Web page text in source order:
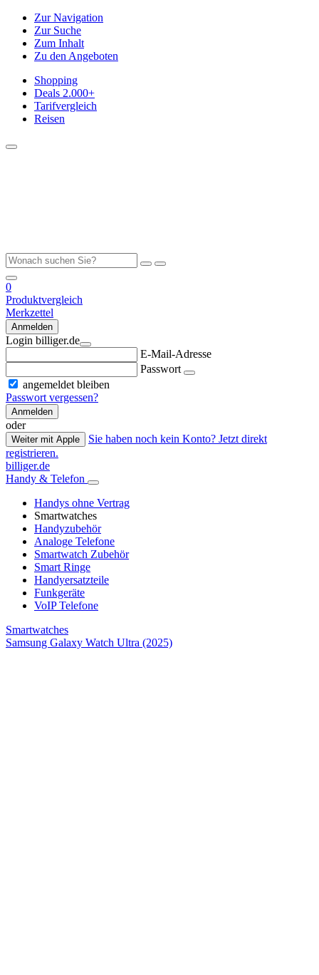
Zur Navigation
Zur Suche
Zum Inhalt
Zu den Angeboten
Shopping
Deals 2.000+
Tarifvergleich
Reisen
0
Produktvergleich
Merkzettel
Anmelden
Login billiger.de
E-Mail-Adresse
Passwort
angemeldet bleiben
Passwort vergessen?
Anmelden
oder
Weiter mit Apple
Sie haben noch kein Konto? Jetzt direkt
registrieren.
billiger.de
Handy & Telefon
Handys ohne Vertrag
Smartwatches
Handyzubehör
Analoge Telefone
Smartwatch Zubehör
Smart Ringe
Handyersatzteile
Funkgeräte
VoIP Telefone
Smartwatches
Samsung Galaxy Watch Ultra (2025)